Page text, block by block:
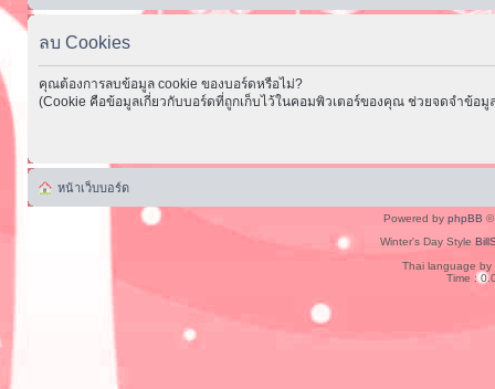
ลบ Cookies
คุณต้องการลบข้อมูล cookie ของบอร์ดหรือไม่?
(Cookie คือข้อมูลเกี่ยวกับบอร์ดที่ถูกเก็บไว้ในคอมพิวเตอร์ของคุณ ช่วยจดจำข้อมู
หน้าเว็บบอร์ด
Powered by phpBB ©
Winter's Day Style
Thai language by
Time :